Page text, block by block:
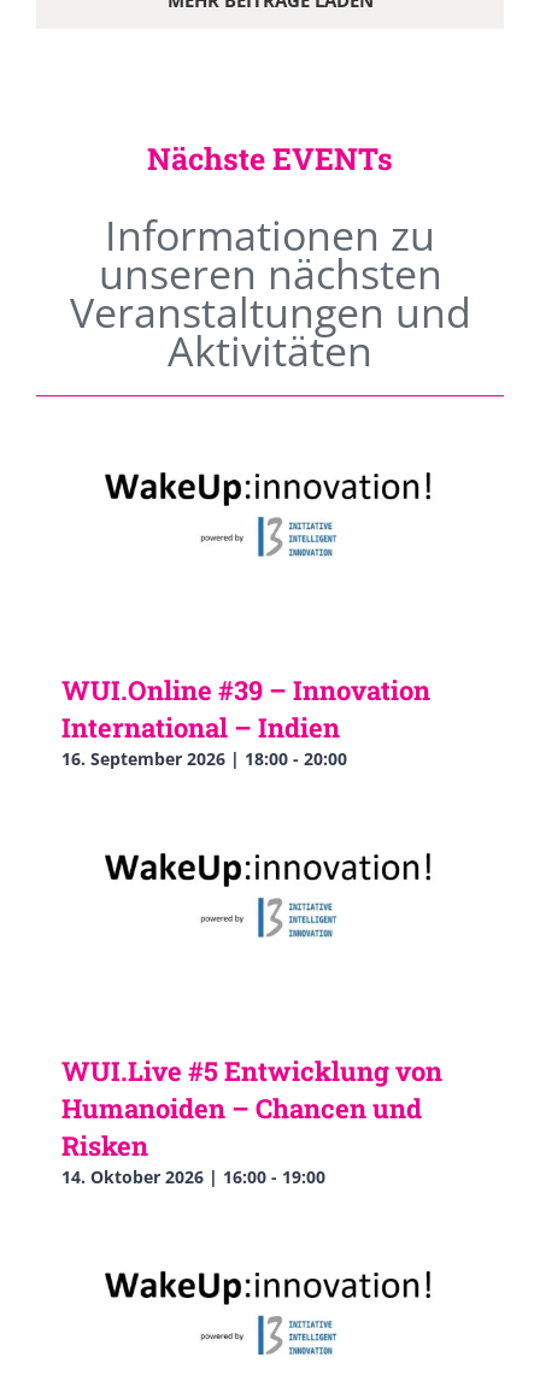
Nächste EVENTs
Informationen zu
unseren nächsten
Veranstaltungen und
Aktivitäten
WUI.Online #39 – Innovation
International – Indien
16. September 2026 | 18:00 - 20:00
WUI.Live #5 Entwicklung von
Humanoiden – Chancen und
Risken
14. Oktober 2026 | 16:00 - 19:00